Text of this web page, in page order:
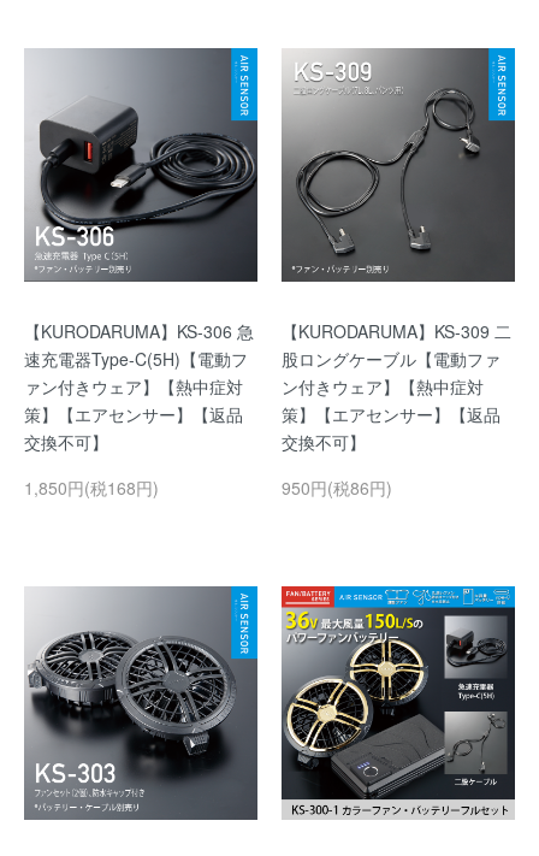
【KURODARUMA】KS-306 急
速充電器Type-C(5H)【電動フ
ァン付きウェア】【熱中症対
策】【エアセンサー】【返品
交換不可】
1,850円(税168円)
【KURODARUMA】KS-309 二
股ロングケーブル【電動ファ
ン付きウェア】【熱中症対
策】【エアセンサー】【返品
交換不可】
950円(税86円)